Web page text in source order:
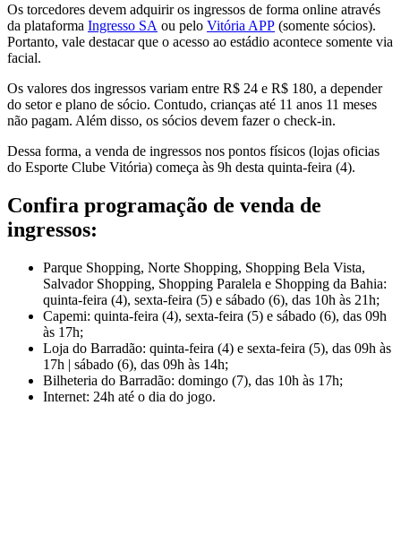
Os torcedores devem adquirir os ingressos de forma online através
da plataforma Ingresso SA ou pelo Vitória APP (somente sócios).
Portanto, vale destacar que o acesso ao estádio acontece somente via
facial.
Os valores dos ingressos variam entre R$ 24 e R$ 180, a depender
do setor e plano de sócio. Contudo, crianças até 11 anos 11 meses
não pagam. Além disso, os sócios devem fazer o check-in.
Dessa forma, a venda de ingressos nos pontos físicos (lojas oficias
do Esporte Clube Vitória) começa às 9h desta quinta-feira (4).
Confira programação de venda de
ingressos:
Parque Shopping, Norte Shopping, Shopping Bela Vista,
Salvador Shopping, Shopping Paralela e Shopping da Bahia:
quinta-feira (4), sexta-feira (5) e sábado (6), das 10h às 21h;
Capemi: quinta-feira (4), sexta-feira (5) e sábado (6), das 09h
às 17h;
Loja do Barradão: quinta-feira (4) e sexta-feira (5), das 09h às
17h | sábado (6), das 09h às 14h;
Bilheteria do Barradão: domingo (7), das 10h às 17h;
Internet: 24h até o dia do jogo.